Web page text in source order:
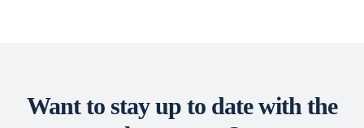
Want to stay up to date with the